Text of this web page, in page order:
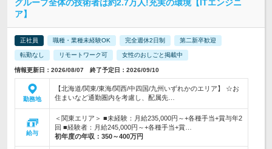
グループ全体の技術者は約2.7万人!充実の環境【ITエンジニ
ア】
正社員 職種・業種未経験OK 完全週休2日制 第二新卒歓迎
転勤なし リモートワーク可 女性のおしごと掲載中
情報更新日：2026/08/07 終了予定日：2026/09/10
勤務地
【北海道/関東/東海/関西/中四国/九州いずれかのエリア】 ☆お
住まいなど通勤圏内を考慮し、配属先…
給与
＜関東エリア＞ ■未経験：月給235,000円～+各種手当+賞与年2
回 ■経験者：月給245,000円～+各種手当+賞…
初年度の年収： 350～400万円